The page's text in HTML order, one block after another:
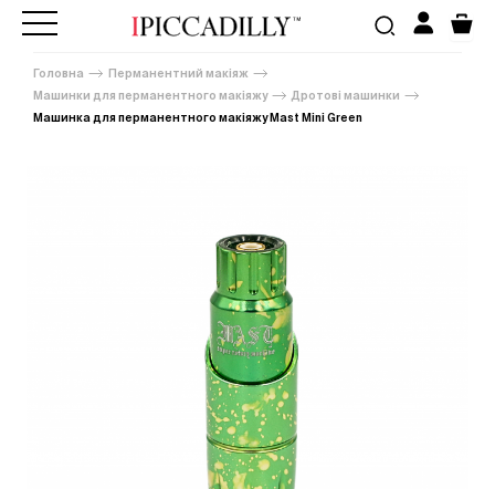
Головна
Перманентний макіяж
Машинки для перманентного макіяжу
Дротові машинки
Машинка для перманентного макіяжу Mast Mini Green